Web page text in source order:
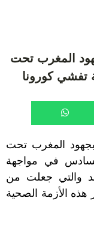
المغرب تحت
تفشي كورونا
بجهود المغرب تحت
في مواجهة
والتي جعلت من
هذه الأزمة الصحية